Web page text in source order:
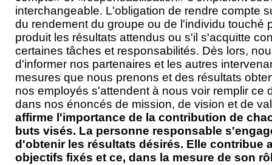
interchangeable. L'obligation de rendre compte
du rendement du groupe ou de l'individu touché
produit les résultats attendus ou s'il s'acquitte
certaines tâches et responsabilités. Dès lors,
d'informer nos partenaires et les autres
mesures que nous prenons et des résultats
nos employés s'attendent à nous voir remplir ce
dans nos énoncés de mission, de vision et de
affirme l'importance de la contribution de
buts visés. La personne responsable
d'obtenir les résultats désirés. Elle contribue
objectifs fixés et ce, dans la mesure de son